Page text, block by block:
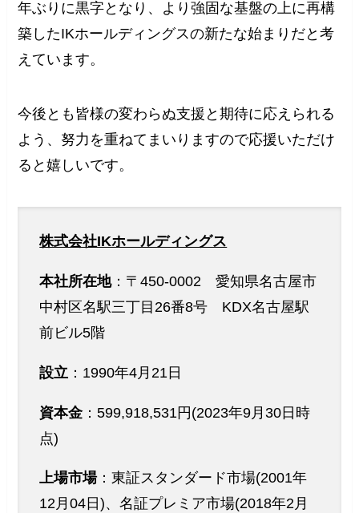
年ぶりに黒字となり、より強固な基盤の上に再構
築したIKホールディングスの新たな始まりだと考
えています。
今後とも皆様の変わらぬ支援と期待に応えられる
よう、努力を重ねてまいりますので応援いただけ
ると嬉しいです。
株式会社IKホールディングス
本社所在地：〒450-0002 愛知県名古屋市
中村区名駅三丁目26番8号 KDX名古屋駅
前ビル5階
設立 ：1990年4月21日
資本金 ：599,918,531円(2023年9月30日時
点)
上場市場：東証スタンダード市場(2001年
12月04日)、名証プレミア市場(2018年2月